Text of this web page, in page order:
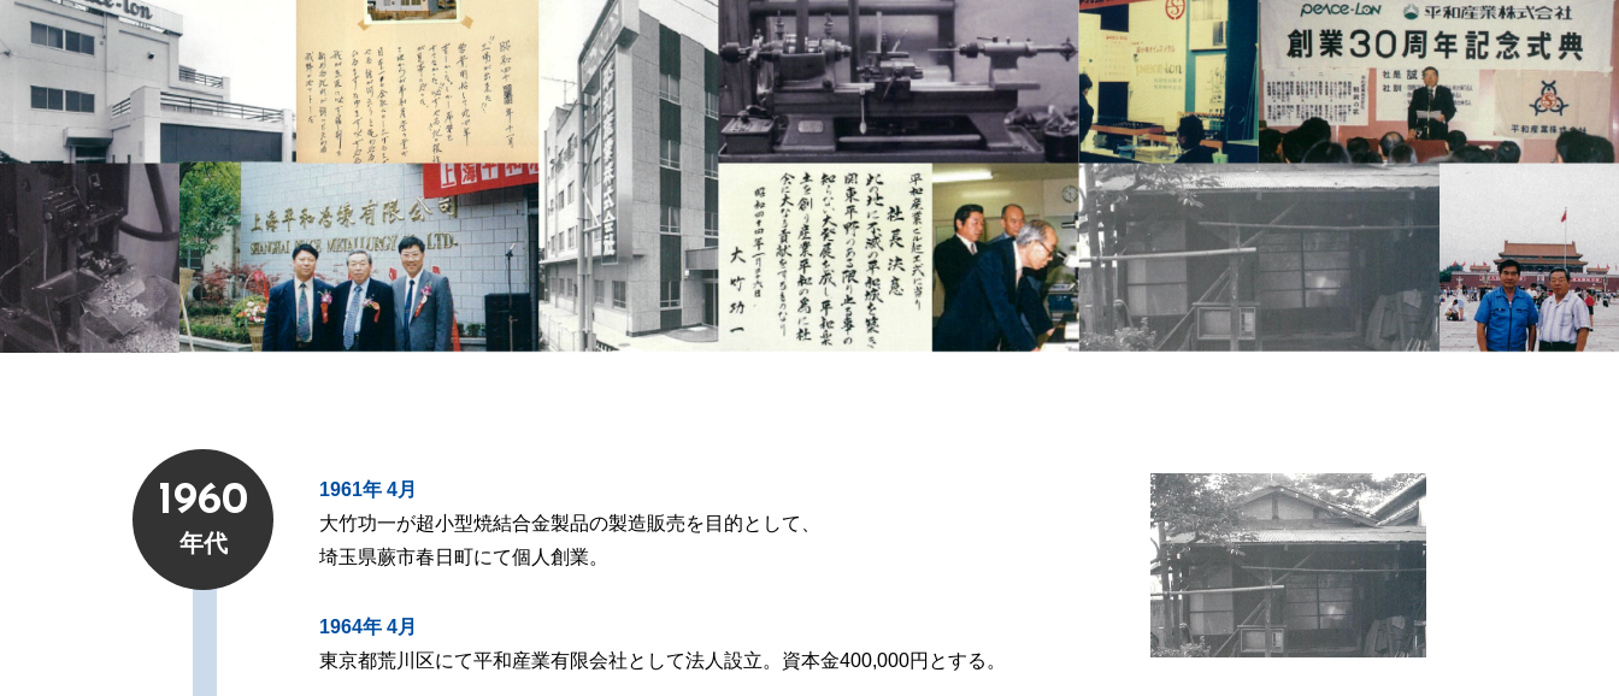
1960
年代
1961年 4月
大竹功一が超小型焼結合金製品の製造販売を目的として、
埼玉県蕨市春日町にて個人創業。
1964年 4月
東京都荒川区にて平和産業有限会社として法人設立。資本金400,000円とする。